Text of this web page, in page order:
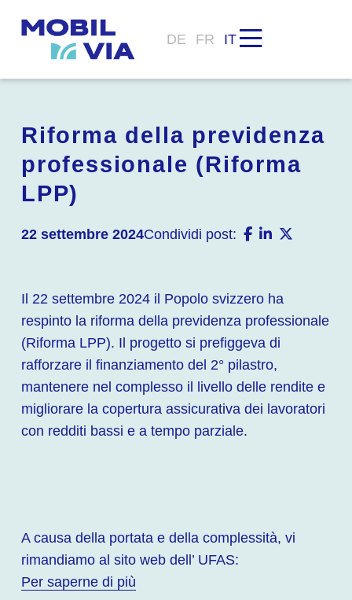
DE FR IT
Riforma della previdenza
professionale (Riforma
LPP)
22 settembre 2024Condividi post:
Il 22 settembre 2024 il Popolo svizzero ha
respinto la riforma della previdenza professionale
(Riforma LPP). Il progetto si prefiggeva di
rafforzare il finanziamento del 2° pilastro,
mantenere nel complesso il livello delle rendite e
migliorare la copertura assicurativa dei lavoratori
con redditi bassi e a tempo parziale.
A causa della portata e della complessità, vi
rimandiamo al sito web dell’ UFAS:
Per saperne di più